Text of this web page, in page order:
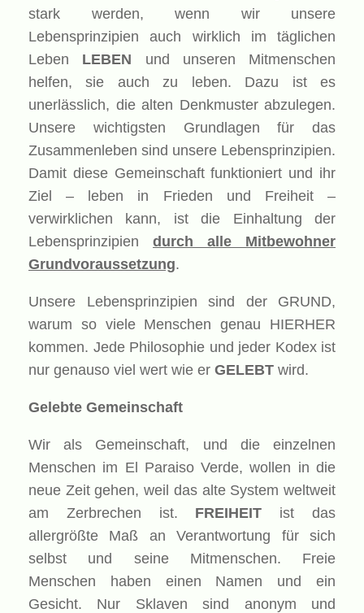
stark werden, wenn wir unsere
Lebensprinzipien auch wirklich im täglichen
Leben LEBEN und unseren Mitmenschen
helfen, sie auch zu leben. Dazu ist es
unerlässlich, die alten Denkmuster abzulegen.
Unsere wichtigsten Grundlagen für das
Zusammenleben sind unsere Lebensprinzipien.
Damit diese Gemeinschaft funktioniert und ihr
Ziel – leben in Frieden und Freiheit –
verwirklichen kann, ist die Einhaltung der
Lebensprinzipien durch alle Mitbewohner
Grundvoraussetzung.
Unsere Lebensprinzipien sind der GRUND,
warum so viele Menschen genau HIERHER
kommen. Jede Philosophie und jeder Kodex ist
nur genauso viel wert wie er GELEBT wird.
Gelebte Gemeinschaft
Wir als Gemeinschaft, und die einzelnen
Menschen im El Paraiso Verde, wollen in die
neue Zeit gehen, weil das alte System weltweit
am Zerbrechen ist. FREIHEIT ist das
allergrößte Maß an Verantwortung für sich
selbst und seine Mitmenschen. Freie
Menschen haben einen Namen und ein
Gesicht. Nur Sklaven sind anonym und